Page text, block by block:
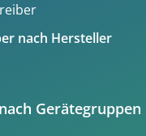
nach Hersteller
Gerätegruppen